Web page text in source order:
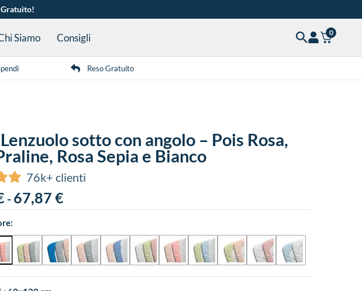
Gratuito!
Siamo Consigli 0
Reso Gratuito
sotto con angolo – Pois Rosa,
Rosa Sepia e Bianco
76k+ clienti
- 67,87 €